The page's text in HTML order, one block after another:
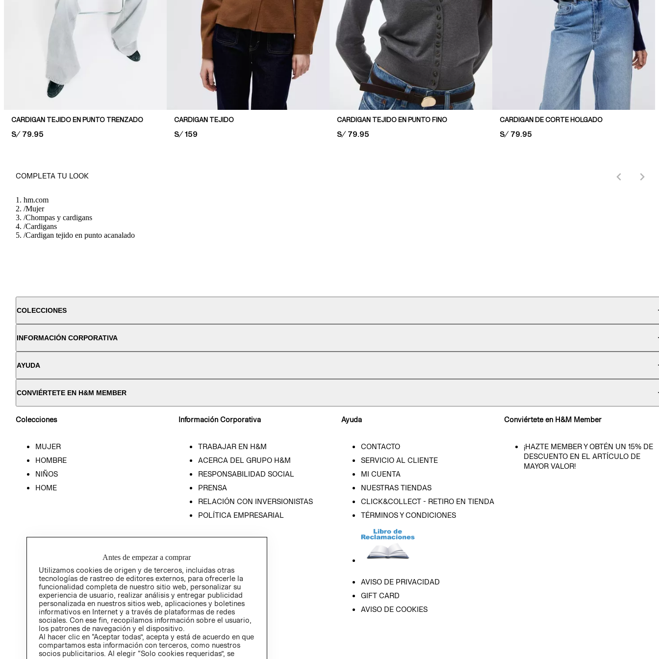
CARDIGAN TEJIDO EN PUNTO TRENZADO
PRICE:
S/ 79.95
CARDIGAN TEJIDO
PRICE:
S/ 159
CARDIGAN TEJIDO EN PUNTO FINO
PRICE:
S/ 79.95
CARDIGAN DE CORTE HOLGADO
PRICE:
S/ 79.95
COMPLETA TU LOOK
hm.com
/Mujer
/Chompas y cardigans
/Cardigans
/Cardigan tejido en punto acanalado
COLECCIONES
INFORMACIÓN CORPORATIVA
AYUDA
CONVIÉRTETE EN H&M MEMBER
Colecciones
MUJER
HOMBRE
NIÑOS
HOME
Información Corporativa
TRABAJAR EN H&M
ACERCA DEL GRUPO H&M
RESPONSABILIDAD SOCIAL
PRENSA
RELACIÓN CON INVERSIONISTAS
POLÍTICA EMPRESARIAL
Ayuda
CONTACTO
SERVICIO AL CLIENTE
MI CUENTA
NUESTRAS TIENDAS
CLICK&COLLECT - RETIRO EN TIENDA
TÉRMINOS Y CONDICIONES
AVISO DE PRIVACIDAD
GIFT CARD
AVISO DE COOKIES
Conviértete en H&M Member
¡HAZTE MEMBER Y OBTÉN UN 15% DE
DESCUENTO EN EL ARTÍCULO DE
MAYOR VALOR!
Antes de empezar a comprar
Utilizamos cookies de origen y de terceros, incluidas otras
tecnologías de rastreo de editores externos, para ofrecerle la
funcionalidad completa de nuestro sitio web, personalizar su
experiencia de usuario, realizar análisis y entregar publicidad
personalizada en nuestros sitios web, aplicaciones y boletines
informativos en Internet y a través de plataformas de redes
sociales. Con ese fin, recopilamos información sobre el usuario,
los patrones de navegación y el dispositivo.
Al hacer clic en “Aceptar todas”, acepta y está de acuerdo en que
compartamos esta información con terceros, como nuestros
socios publicitarios. Al elegir “Solo cookies requeridas”, se